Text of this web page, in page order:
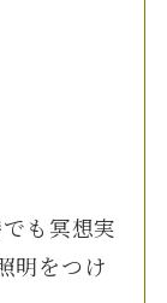
も冥想実
明をつけ